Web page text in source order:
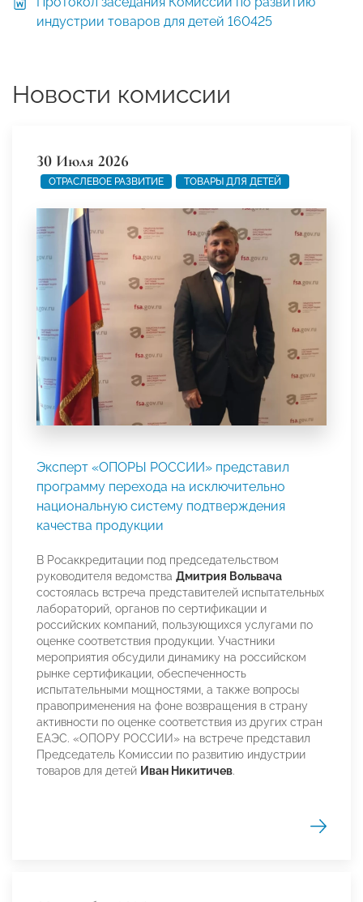
индустрии товаров для детей 160425
Новости комиссии
30 Июля 2026
ОТРАСЛЕВОЕ РАЗВИТИЕ ТОВАРЫ ДЛЯ ДЕТЕЙ
Эксперт «ОПОРЫ РОССИИ» представил
программу перехода на исключительно
национальную систему подтверждения
качества продукции
В Росаккредитации под председательством
руководителя ведомства Дмитрия Вольвача
состоялась встреча представителей испытательных
лабораторий, органов по сертификации и
российских компаний, пользующихся услугами по
оценке соответствия продукции. Участники
мероприятия обсудили динамику на российском
рынке сертификации, обеспеченность
испытательными мощностями, а также вопросы
правоприменения на фоне возвращения в страну
активности по оценке соответствия из других стран
ЕАЭС. «ОПОРУ РОССИИ» на встрече представил
Председатель Комиссии по развитию индустрии
товаров для детей Иван Никитичев.